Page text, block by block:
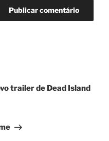
trailer de Dead Island